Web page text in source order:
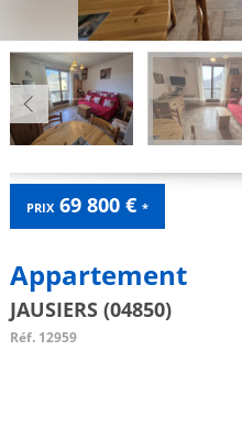
PRIX69 800 € *
Appartement
JAUSIERS (04850)
Réf. 12959